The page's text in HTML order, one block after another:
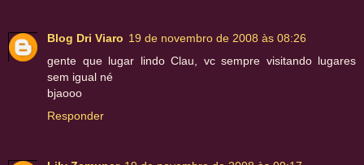
Blog Dri Viaro 19 de novembro de 2008 às 08:26
gente que lugar lindo Clau, vc sempre visitando lugares
sem igual né
bjaooo
Responder